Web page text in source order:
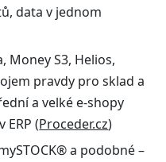
data v jednom
Money S3, Helios,
pravdy pro sklad a
a velké e-shopy
(Proceder.cz)
a podobné –